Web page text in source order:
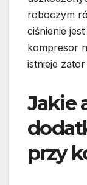
roboczym
ciśnienie
kompresor
istnieje zator
Jakie
przy